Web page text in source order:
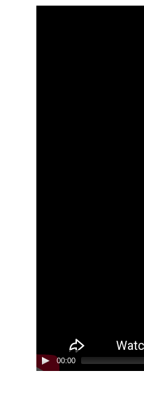
00:00